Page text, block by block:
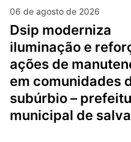
06 de agosto de 2026
dsip moderniza
iluminação e
ações de
em comunidades
subúrbio –
municipal de